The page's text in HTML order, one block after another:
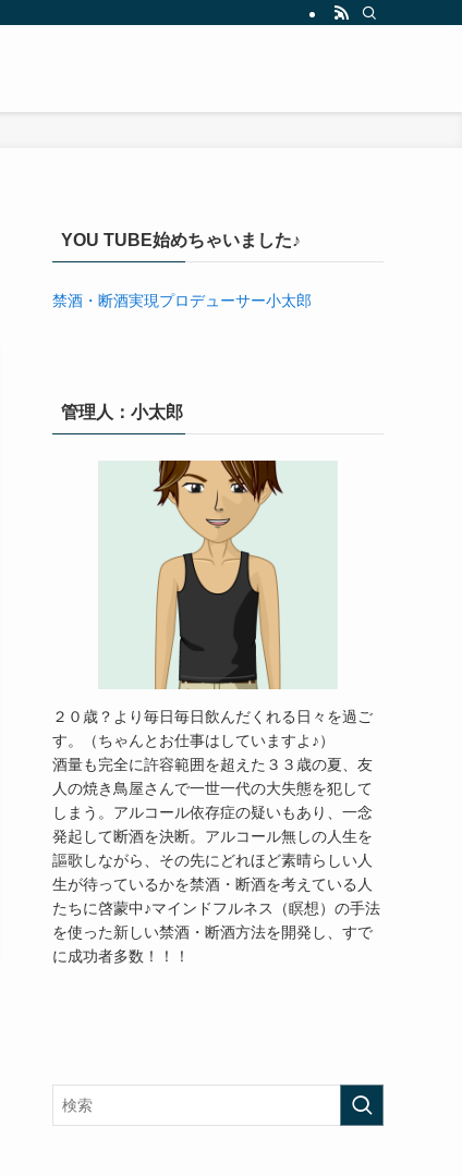
YOU TUBE始めちゃいました♪
禁酒・断酒実現プロデューサー小太郎
管理人：小太郎
２０歳？より毎日毎日飲んだくれる日々を過ご
す。（ちゃんとお仕事はしていますよ♪）
酒量も完全に許容範囲を超えた３３歳の夏、友
人の焼き鳥屋さんで一世一代の大失態を犯して
しまう。アルコール依存症の疑いもあり、一念
発起して断酒を決断。アルコール無しの人生を
謳歌しながら、その先にどれほど素晴らしい人
生が待っているかを禁酒・断酒を考えている人
たちに啓蒙中♪マインドフルネス（瞑想）の手法
を使った新しい禁酒・断酒方法を開発し、すで
に成功者多数！！！